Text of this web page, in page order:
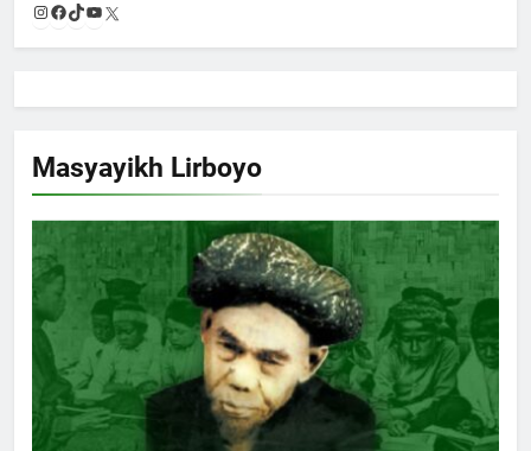
Pondok Pesantren Sukses Dunia
Khutbah Jumat: Refleksi dari
Cerita Mimbar Rasulullah
Khutbah Jumat Perihal Bulan
Muharam
KHUTBAH
9
Instagram
Facebook
TikTok
YouTube
Masyayikh Lirboyo